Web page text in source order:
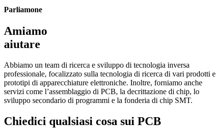
Parliamone
Amiamo
aiutare
Abbiamo un team di ricerca e sviluppo di tecnologia inversa
professionale, focalizzato sulla tecnologia di ricerca di vari prodotti e
prototipi di apparecchiature elettroniche. Inoltre, forniamo anche
servizi come l’assemblaggio di PCB, la decrittazione di chip, lo
sviluppo secondario di programmi e la fonderia di chip SMT.
Chiedici qualsiasi cosa sui PCB